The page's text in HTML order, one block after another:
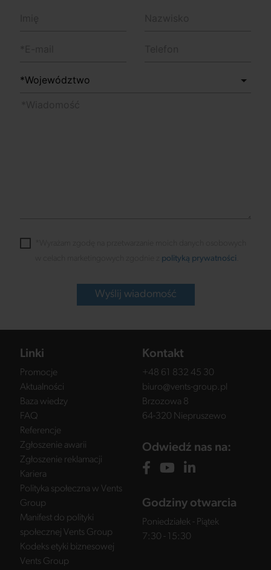
polityką prywatności
Wyślij wiadomość
Linki
Promocje
Aktualności
Baza wiedzy
FAQ
Referencje
Zgłoszenie awarii
Zgłoszenie reklamacji
Kariera
Polityka społeczna w Vents
Group
Manifest do polityki
społecznej Vents Group
Kodeks etyki biznesowej
Vents Group
Kontakt
+48 61 832 45 30
biuro@vents-group.pl
Brzozowa 8
64-320 Niepruszewo
Odwiedź nas na:
Godziny otwarcia
Poniedziałek - Piątek
7:30 - 15:30